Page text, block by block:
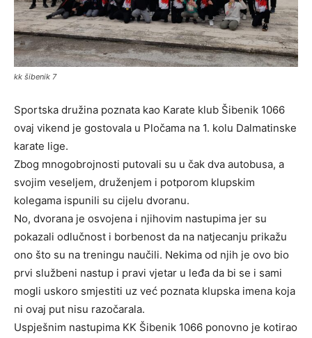
kk šibenik 7
Sportska družina poznata kao Karate klub Šibenik 1066
ovaj vikend je gostovala u Pločama na 1. kolu Dalmatinske
karate lige.
Zbog mnogobrojnosti putovali su u čak dva autobusa, a
svojim veseljem, druženjem i potporom klupskim
kolegama ispunili su cijelu dvoranu.
No, dvorana je osvojena i njihovim nastupima jer su
pokazali odlučnost i borbenost da na natjecanju prikažu
ono što su na treningu naučili. Nekima od njih je ovo bio
prvi službeni nastup i pravi vjetar u leđa da bi se i sami
mogli uskoro smjestiti uz već poznata klupska imena koja
ni ovaj put nisu razočarala.
Uspješnim nastupima KK Šibenik 1066 ponovno je kotirao